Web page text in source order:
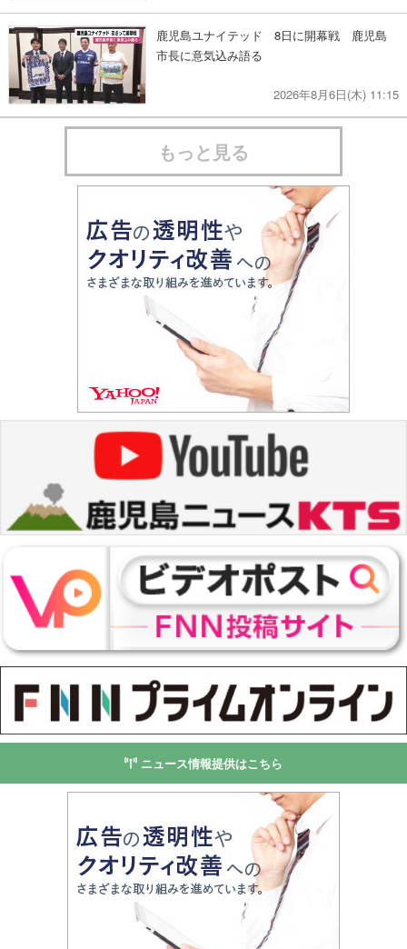
鹿児島ユナイテッド 8日に開幕戦 鹿児島
市長に意気込み語る
2026年8月6日(木) 11:15
もっと見る
ニュース情報提供はこちら